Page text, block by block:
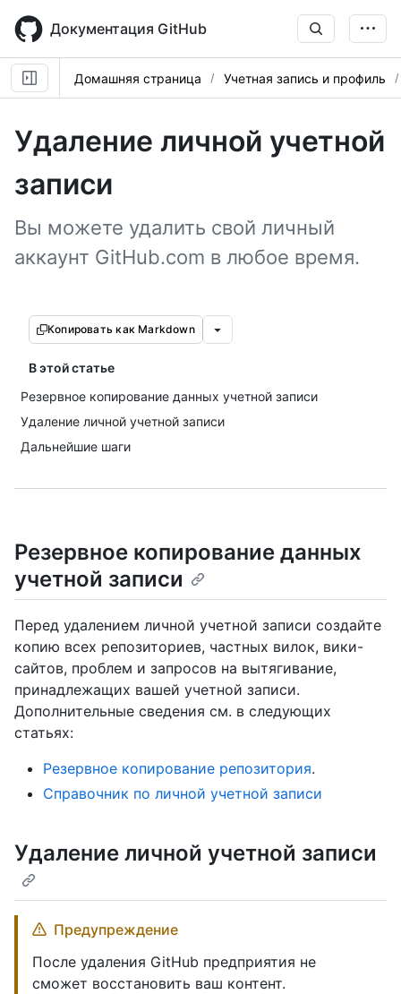
main
content
Документация GitHub
Домашняя страница Учетная запись и профиль
Удаление личной учетной
записи
Вы можете удалить свой личный
аккаунт GitHub.com в любое время.
Копировать как Markdown
В этой статье
Резервное копирование данных учетной записи
Удаление личной учетной записи
Дальнейшие шаги
Резервное копирование данных
учетной записи
Перед удалением личной учетной записи создайте
копию всех репозиториев, частных вилок, вики-
сайтов, проблем и запросов на вытягивание,
принадлежащих вашей учетной записи.
Дополнительные сведения см. в следующих
статьях:
Резервное копирование репозитория.
Справочник по личной учетной записи
Удаление личной учетной записи
Предупреждение
После удаления GitHub предприятия не
сможет восстановить ваш контент.